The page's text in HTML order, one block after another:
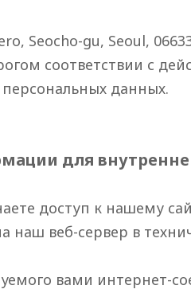
Seocho-gu, Seoul,
соответствии с
данных.
для
доступ к нашему
веб-сервер в
вами интернет-